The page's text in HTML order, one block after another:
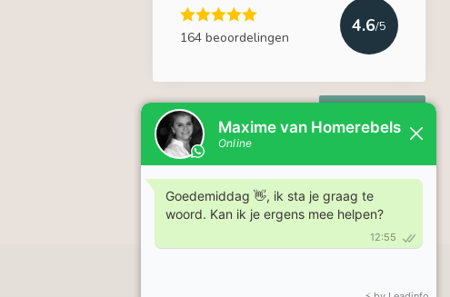
164 beoordelingen
4.6/5